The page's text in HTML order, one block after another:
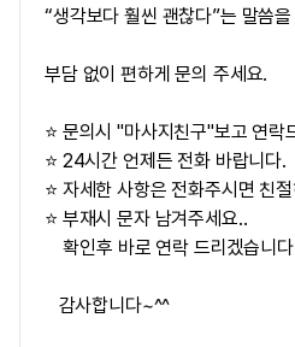
“생각보다 훨씬 괜찮다”는 말씀
부담 없이 편하게 문의 주세요.
⭐ 문의시 "마사지친구"보고 연락
⭐ 24시간 언제든 전화 바랍니다.
⭐ 자세한 사항은 전화주시면 친
⭐ 부재시 문자 남겨주세요..
확인후 바로 연락 드리겠습니
감사합니다~^^